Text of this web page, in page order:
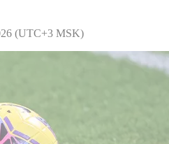
(UTC+3 MSK)